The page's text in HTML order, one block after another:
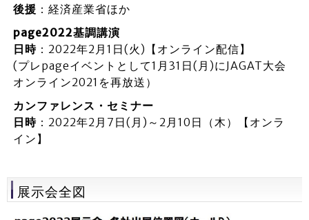
後援 ：経済産業省ほか
page2022基調講演
日時：2022年2月1日(火)【オンライン配信】
(プレpageイベントとして1月31日(月)にJAGAT大会
オンライン2021を再放送）
カンファレンス・セミナー
日時：2022年2月7日(月)～2月10日（木）【オンラ
イン】
展示会全図